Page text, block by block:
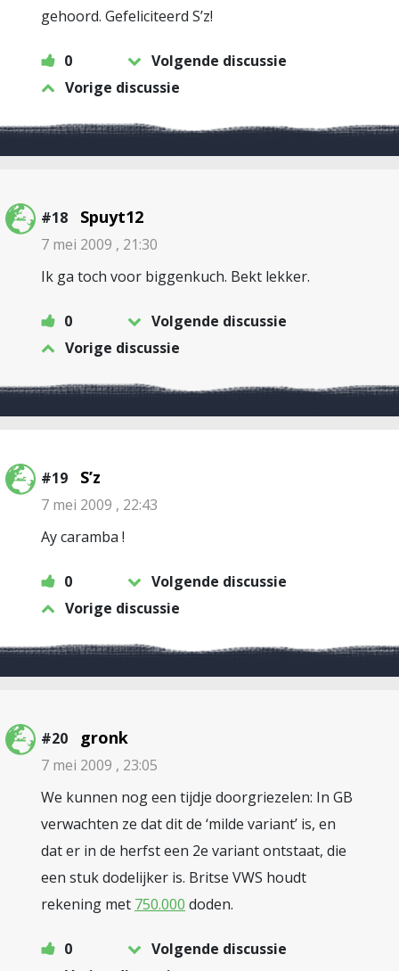
gehoord. Gefeliciteerd S’z!
0
Volgende discussie
Vorige discussie
#18 Spuyt12
7 mei 2009 , 21:30
Ik ga toch voor biggenkuch. Bekt lekker.
0
Volgende discussie
Vorige discussie
#19 S’z
7 mei 2009 , 22:43
Ay caramba !
0
Volgende discussie
Vorige discussie
#20 gronk
7 mei 2009 , 23:05
We kunnen nog een tijdje doorgriezelen: In GB
verwachten ze dat dit de ‘milde variant’ is, en
dat er in de herfst een 2e variant ontstaat, die
een stuk dodelijker is. Britse VWS houdt
rekening met 750.000 doden.
0
Volgende discussie